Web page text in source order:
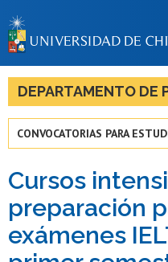
LA
DEPARTAMENTO DE
CONVOCATORIAS PARA
Cursos
preparación
exámenes